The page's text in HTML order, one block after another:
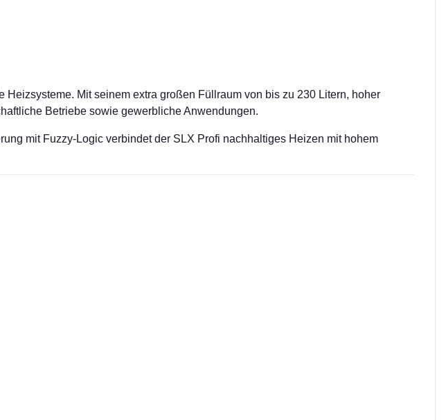
Mit seinem extra großen Füllraum von bis zu 230 Litern, hoher
Betriebe sowie gewerbliche Anwendungen.
mit Fuzzy-Logic verbindet der SLX Profi nachhaltiges Heizen mit hohem